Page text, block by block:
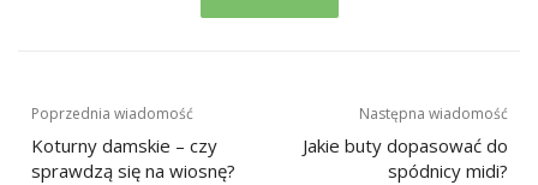
Nawigacja
wpisu
Poprzednia wiadomość
Koturny damskie – czy
sprawdzą się na wiosnę?
Następna wiadomość
Jakie buty dopasować do
spódnicy midi?